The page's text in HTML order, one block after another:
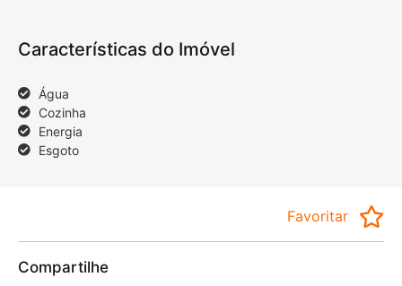
Características do Imóvel
Água
Cozinha
Energia
Esgoto
Favoritar
Compartilhe